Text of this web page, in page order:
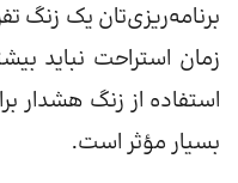
برنامه‌ریزی‌تان یک زنگ
استفاده از زنگ هشدار
بسیار مؤثر است.